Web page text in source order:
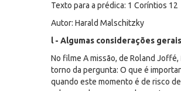
Texto para a prédica: 1 Coríntios 12
Autor: Harald Malschitzky
l - Algumas considerações gerais
No filme A missão, de Roland
torno da pergunta: O que é
quando este momento é de risco